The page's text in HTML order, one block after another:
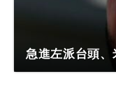
急進左派台頭